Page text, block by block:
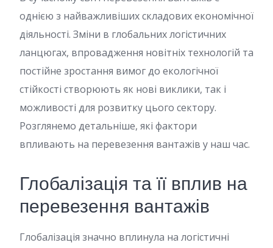
однією з найважливіших складових економічної
діяльності. Зміни в глобальних логістичних
ланцюгах, впровадження новітніх технологій та
постійне зростання вимог до екологічної
стійкості створюють як нові виклики, так і
можливості для розвитку цього сектору.
Розглянемо детальніше, які фактори
впливають на перевезення вантажів у наш час.
Глобалізація та її вплив на
перевезення вантажів
Глобалізація значно вплинула на логістичні